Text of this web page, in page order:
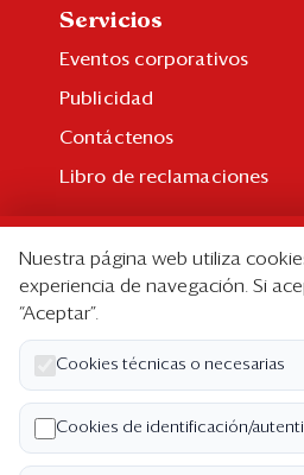
Servicios
Eventos corporativos
Publicidad
Contáctenos
Libro de reclamaciones
Suscripción individual
Paquetes corporativos
Edición Impresa
Nosotros
Quiénes somos
Nuestra página web utiliza
experiencia de navegación. Si
“Aceptar”.
Cookies técnicas o necesarias
Cookies de identificación/